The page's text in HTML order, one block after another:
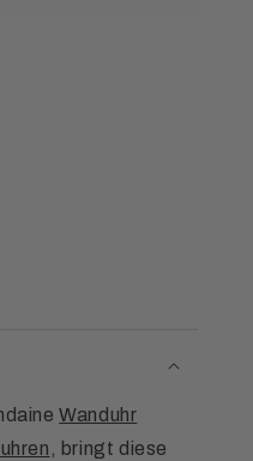
Wanduhr
, bringt diese